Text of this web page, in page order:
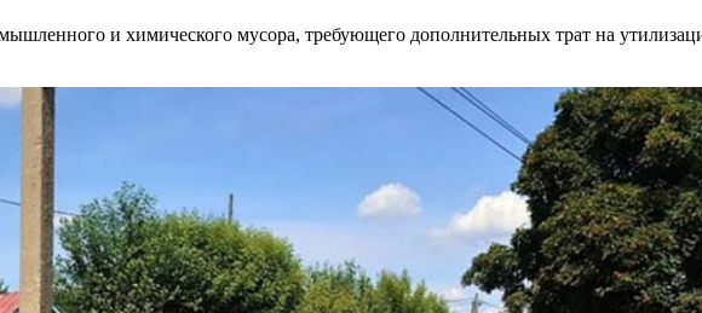
и химического мусора, требующего дополнительных трат на